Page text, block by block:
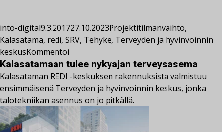
into-digital9.3.201727.10.2023Projektitilmanvaihto,
Kalasatama, redi, SRV, Tehyke, Terveyden ja hyvinvoinnin
keskusKommentoi
Kalasatamaan tulee nykyajan terveysasema
Kalasataman REDI -keskuksen rakennuksista valmistuu
ensimmäisenä Terveyden ja hyvinvoinnin keskus, jonka
talotekniikan asennus on jo pitkällä.